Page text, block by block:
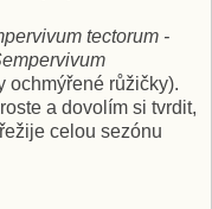
tectorum -
ochmýřené růžičky).
a dovolím si tvrdit,
celou sezónu